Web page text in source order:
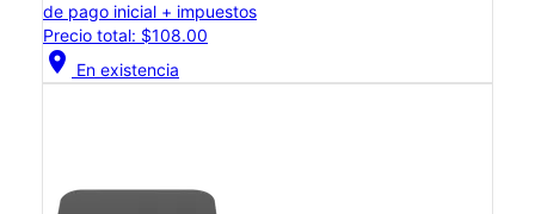
de pago inicial + impuestos
Precio total: $108.00
location_on En existencia